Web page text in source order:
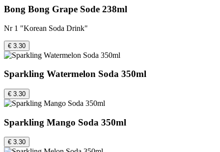
Bong Bong Grape Sode 238ml
Nr 1 "Korean Soda Drink"
€ 3.30
Sparkling Watermelon Soda 350ml
€ 3.30
Sparkling Mango Soda 350ml
€ 3.30